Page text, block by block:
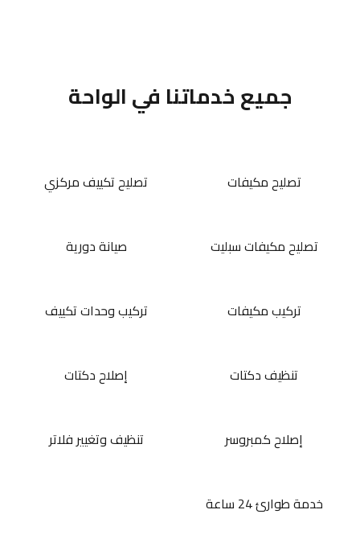
جميع خدماتنا في الواحة
تصليح مكيفات تصليح تكييف مركزي
تصليح مكيفات سبليت صيانة دورية
تركيب مكيفات تركيب وحدات تكييف
تنظيف دكتات إصلاح دكتات
إصلاح كمبروسر تنظيف وتغيير فلاتر
خدمة طوارئ 24 ساعة